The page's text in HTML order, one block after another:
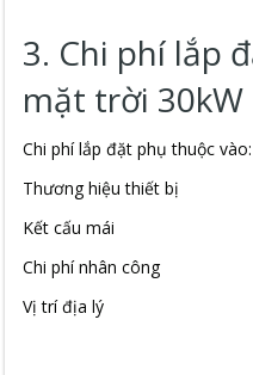
3. Chi phí lắp
mặt trời 30kW
Chi phí lắp đặt phụ thuộc vào:
Thương hiệu thiết bị
Kết cấu mái
Chi phí nhân công
Vị trí địa lý